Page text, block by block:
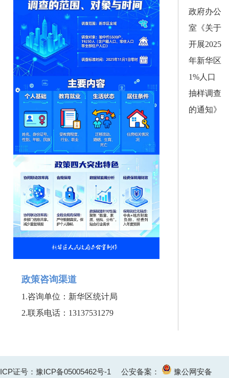
政策咨询渠道
1.咨询单位：新华区统计局
2.联系电话：13137531279
政府办公
室 《关于
开展2025
年新华区
1% 人口
抽样调查
的通知》
ICP证号：豫ICP备05005462号-1 公安备案： 豫公网安备